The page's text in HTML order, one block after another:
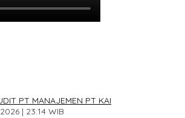
PT MANAJEMEN PT KAI
| 23:14 WIB